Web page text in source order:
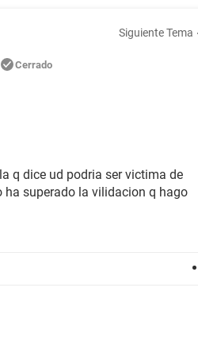
Siguiente Tema
Cerrado
q dice ud podria ser victima de
superado la vilidacion q hago